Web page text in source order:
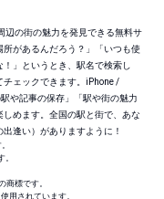
辺の街の魅力を発見できる無料サ
があるんだろう？」「いつも使
」というとき、駅名で検索し
ェックできます。iPhone /
や記事の保存」「駅や街の魅力
めます。全国の駅と街で、あな
逢い）がありますように！
。
商標です。
用されています。